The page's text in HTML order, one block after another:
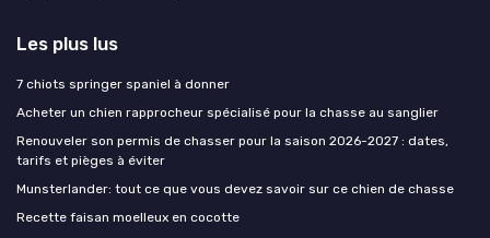
Les plus lus
7 chiots springer spaniel à donner
Acheter un chien rapprocheur spécialisé pour la chasse au sanglier
Renouveler son permis de chasser pour la saison 2026-2027 : dates,
tarifs et pièges à éviter
Munsterlander: tout ce que vous devez savoir sur ce chien de chasse
Recette faisan moelleux en cocotte